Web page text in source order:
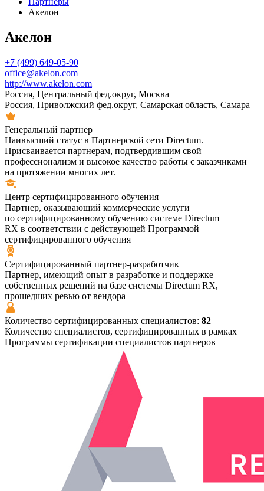
Акелон
Акелон
+7 (499) 649-05-90
office@akelon.com
http://www.akelon.com
Россия, Центральный фед.округ, Москва
Россия, Приволжский фед.округ, Самарская область, Самара
Генеральный партнер
Наивысший статус в Партнерской сети Directum.
Присваивается партнерам, подтвердившим свой
профессионализм и высокое качество работы с заказчиками
на протяжении многих лет.
Центр сертифицированного обучения
Партнер, оказывающий коммерческие услуги
по сертифицированному обучению системе Directum
RX в соответствии с действующей Программой
сертифицированного обучения
Сертифицированный партнер-разработчик
Партнер, имеющий опыт в разработке и поддержке
собственных решений на базе системы Directum RX,
прошедших ревью от вендора
Количество сертифицированных специалистов: 82
Количество специалистов, сертифицированных в рамках
Программы сертификации специалистов партнеров